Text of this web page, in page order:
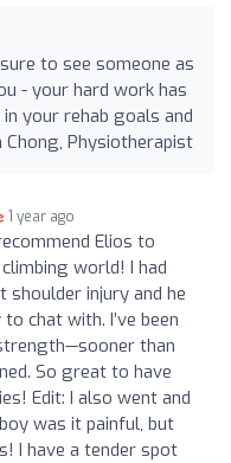
to see someone as
- your hard work has
your rehab goals and
Physiotherapist
1 year ago
Elios to
world! I had
injury and he
chat with. I’ve been
than
So great to have
Edit: I also went and
was it painful, but
I have a tender spot